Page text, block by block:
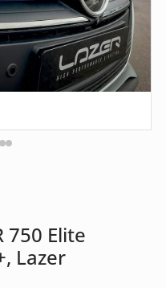
750 Elite
Lazer